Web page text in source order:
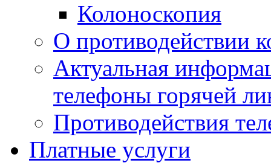
Колоноскопия
О противодействии
Актуальная
телефоны горячей
Противодействия
Платные услуги